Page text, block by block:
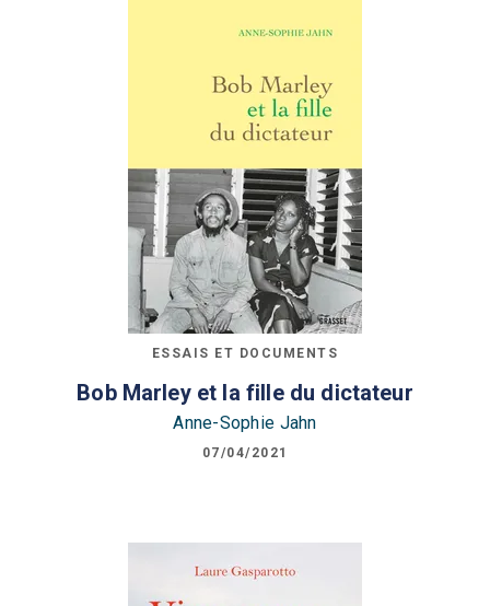
ESSAIS ET DOCUMENTS
Bob Marley et la fille du dictateur
Anne-Sophie Jahn
07/04/2021